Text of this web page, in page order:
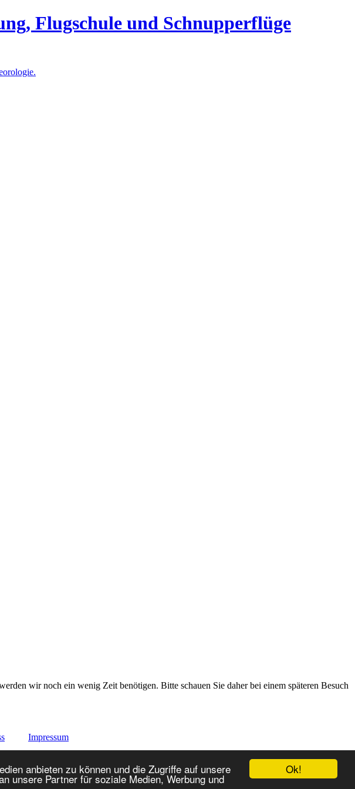
Ok!
anbieten zu können und die Zugriffe auf unsere
unsere Partner für soziale Medien, Werbung und
Flugschule und Schnupperflüge
wir noch ein wenig Zeit benötigen. Bitte schauen Sie daher bei einem späteren Besuch
Impressum
nach oben